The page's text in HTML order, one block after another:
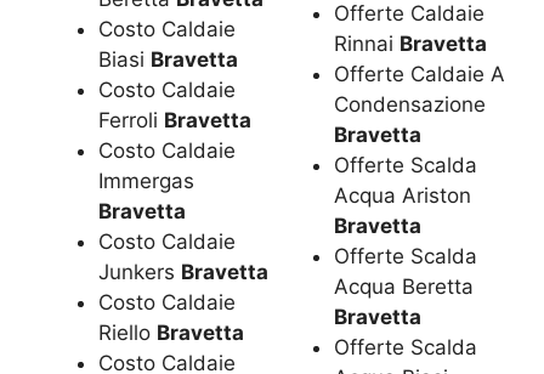
Costo Caldaie
Biasi Bravetta
Costo Caldaie
Ferroli Bravetta
Costo Caldaie
Immergas
Bravetta
Costo Caldaie
Junkers Bravetta
Costo Caldaie
Riello Bravetta
Costo Caldaie
Offerte Caldaie
Rinnai Bravetta
Offerte Caldaie A
Condensazione
Bravetta
Offerte Scalda
Acqua Ariston
Bravetta
Offerte Scalda
Acqua Beretta
Bravetta
Offerte Scalda